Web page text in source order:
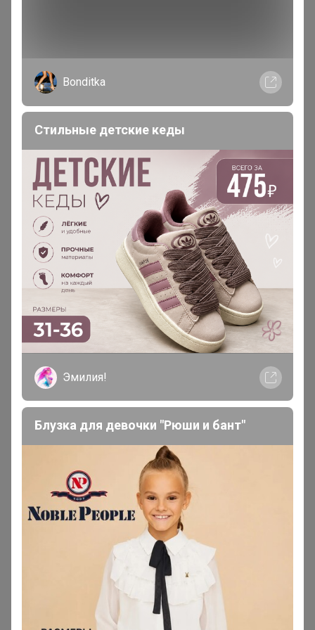
Каждый сам, своей Волей решает, какой путь он выбирает.
Жить в неведении и страдать или радоваться жизни от
понимания её
Сибирячка
Гений СП
В теме "СП32 Вязаный трикотаж детям. Пижамы.
Наборы на выписку. Повседневная одежда.
Пряжа.Чуни и тапочки"
Валя24
, спасибо 😍 я с телефона, у меня почему-то или
подошва или размер выбирается
Еленадуховная психология
Каждый сам, своей Волей решает, какой путь он выбирает.
Жить в неведении и страдать или радоваться жизни от
понимания её
Сибирячка
Гений СП
В теме "Сп 74 Элита вкус- НОВОГОДНЯЯ!
натуральная колбаса, копчености, молоко,СЫРЫ.
Полуфабрикаты"
Bonditka
Стильные детские кеды
Эмилия!
Блузка для девочки "Рюши и бант"